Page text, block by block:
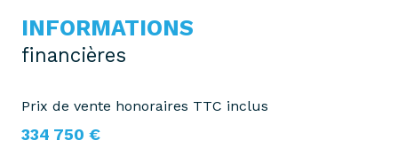
INFORMATIONS
financières
Prix de vente honoraires TTC inclus
334 750 €